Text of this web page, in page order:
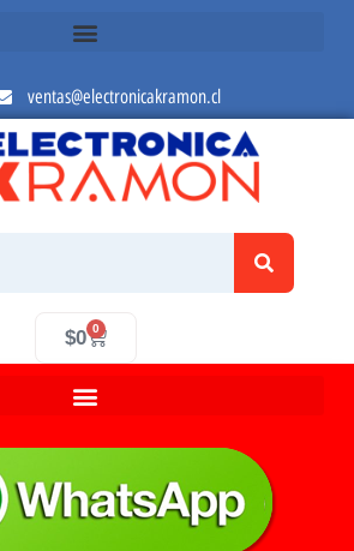
ventas@electronicakramon.cl
$0 0